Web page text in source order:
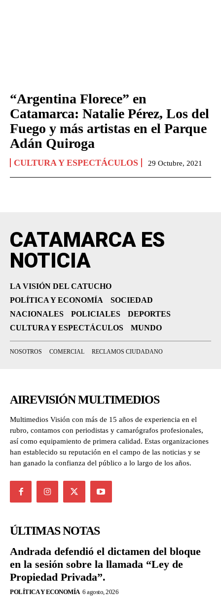
“Argentina Florece” en
Catamarca: Natalie Pérez, Los del
Fuego y más artistas en el Parque
Adán Quiroga
CULTURA Y ESPECTÁCULOS 29 Octubre, 2021
CATAMARCA ES
NOTICIA
LA VISIÓN DEL CATUCHO
POLÍTICA Y ECONOMÍA
SOCIEDAD
NACIONALES
POLICIALES
DEPORTES
CULTURA Y ESPECTÁCULOS
MUNDO
NOSOTROS COMERCIAL RECLAMOS CIUDADANO
AIREVISIÓN MULTIMEDIOS
Multimedios Visión con más de 15 años de experiencia en el
rubro, contamos con periodistas y camarógrafos profesionales,
así como equipamiento de primera calidad. Estas organizaciones
han establecido su reputación en el campo de las noticias y se
han ganado la confianza del público a lo largo de los años.
ÚLTIMAS NOTAS
Andrada defendió el dictamen del bloque
en la sesión sobre la llamada “Ley de
Propiedad Privada”.
POLÍTICA Y ECONOMÍA 6 agosto, 2026